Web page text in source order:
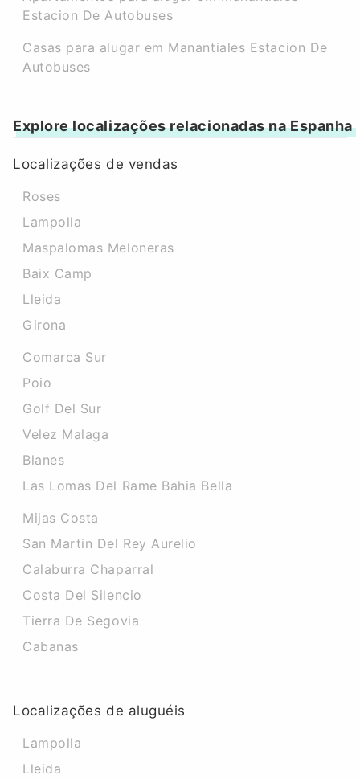
Estacion De Autobuses
Casas para alugar em Manantiales Estacion De
Autobuses
Explore localizações relacionadas na Espanha
Localizações de vendas
Roses
Lampolla
Maspalomas Meloneras
Baix Camp
Lleida
Girona
Comarca Sur
Poio
Golf Del Sur
Velez Malaga
Blanes
Las Lomas Del Rame Bahia Bella
Mijas Costa
San Martin Del Rey Aurelio
Calaburra Chaparral
Costa Del Silencio
Tierra De Segovia
Cabanas
Localizações de aluguéis
Lampolla
Lleida